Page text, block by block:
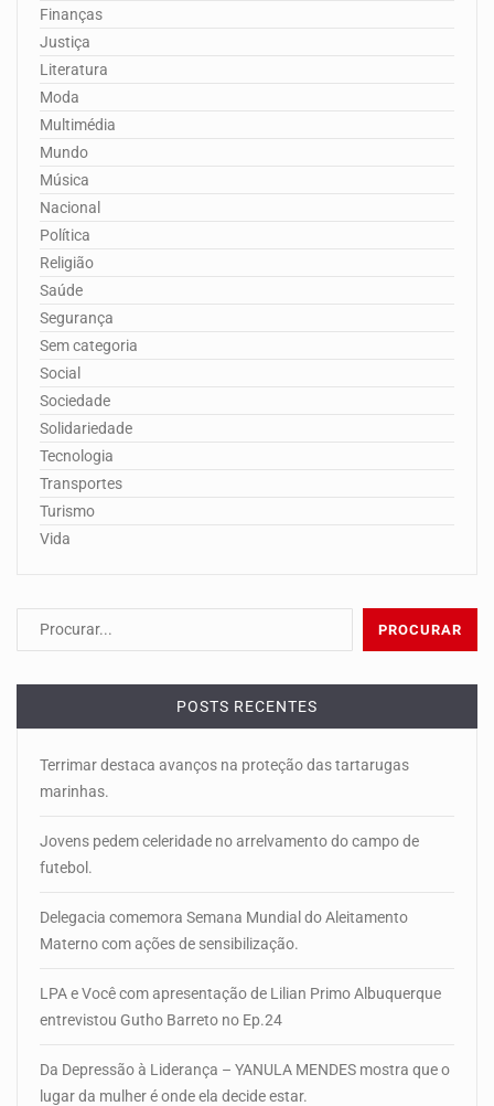
Finanças
Justiça
Literatura
Moda
Multimédia
Mundo
Música
Nacional
Política
Religião
Saúde
Segurança
Sem categoria
Social
Sociedade
Solidariedade
Tecnologia
Transportes
Turismo
Vida
POSTS RECENTES
Terrimar destaca avanços na proteção das tartarugas
marinhas.
Jovens pedem celeridade no arrelvamento do campo de
futebol.
Delegacia comemora Semana Mundial do Aleitamento
Materno com ações de sensibilização.
LPA e Você com apresentação de Lilian Primo Albuquerque
entrevistou Gutho Barreto no Ep.24
Da Depressão à Liderança – YANULA MENDES mostra que o
lugar da mulher é onde ela decide estar.